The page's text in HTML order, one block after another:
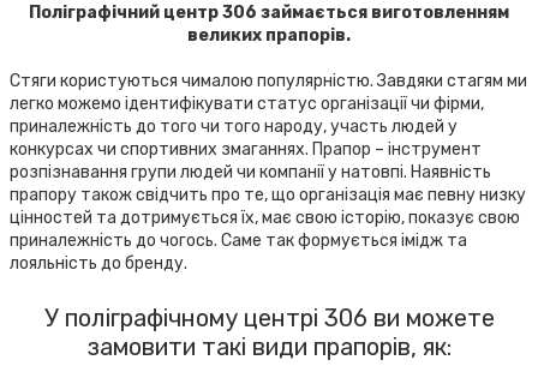
Поліграфічний центр 306 займається виготовленням
великих прапорів.
Стяги користуються чималою популярністю. Завдяки стагям ми
легко можемо ідентифікувати статус організації чи фірми,
приналежність до того чи того народу, участь людей у
конкурсах чи спортивних змаганнях. Прапор – інструмент
розпізнавання групи людей чи компанії у натовпі. Наявність
прапору також свідчить про те, що організація має певну низку
цінностей та дотримується їх, має свою історію, показує свою
приналежність до чогось. Саме так формується імідж та
лояльність до бренду.
У поліграфічному центрі 306 ви можете
замовити такі види прапорів, як: